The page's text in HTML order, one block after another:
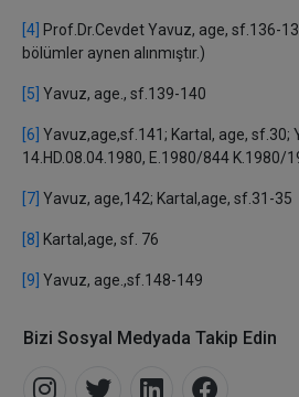
[4] Prof.Dr.Cevdet Yavuz, age, sf.136-
bölümler aynen alınmıştır.)
[5] Yavuz, age., sf.139-140
[6] Yavuz,age,sf.141; Kartal, age, sf.30;
14.HD.08.04.1980, E.1980/844 K.1980/
[7] Yavuz, age,142; Kartal,age, sf.31-35
[8] Kartal,age, sf. 76
[9] Yavuz, age.,sf.148-149
Bizi Sosyal Medyada Takip Edin